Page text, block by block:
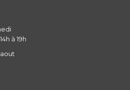
à 19h